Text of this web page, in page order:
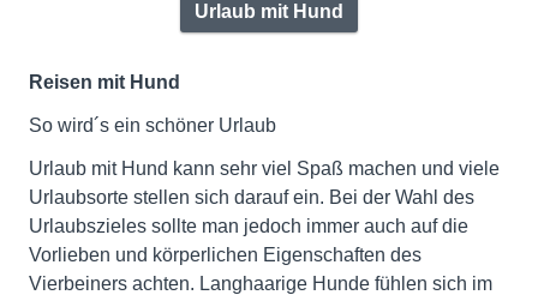
Urlaub mit Hund
Reisen mit Hund
So wird´s ein schöner Urlaub
Urlaub mit Hund kann sehr viel Spaß machen und viele
Urlaubsorte stellen sich darauf ein. Bei der Wahl des
Urlaubszieles sollte man jedoch immer auch auf die
Vorlieben und körperlichen Eigenschaften des
Vierbeiners achten. Langhaarige Hunde fühlen sich im